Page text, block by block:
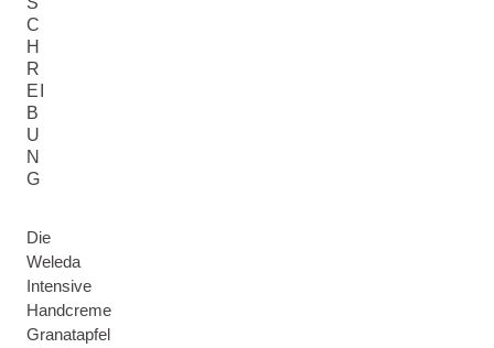
C
H
R
EI
B
U
N
G
Die
Weleda
Intensive
Handcreme
Granatapfel